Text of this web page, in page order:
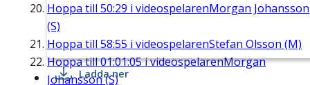
Hoppa till 50:29 i videospelarenMorgan Johansson
(S)
Hoppa till 58:55 i videospelarenStefan Olsson (M)
Hoppa till01:01:05i videospelarenMorgan
Johansson (S)
Ladda ner